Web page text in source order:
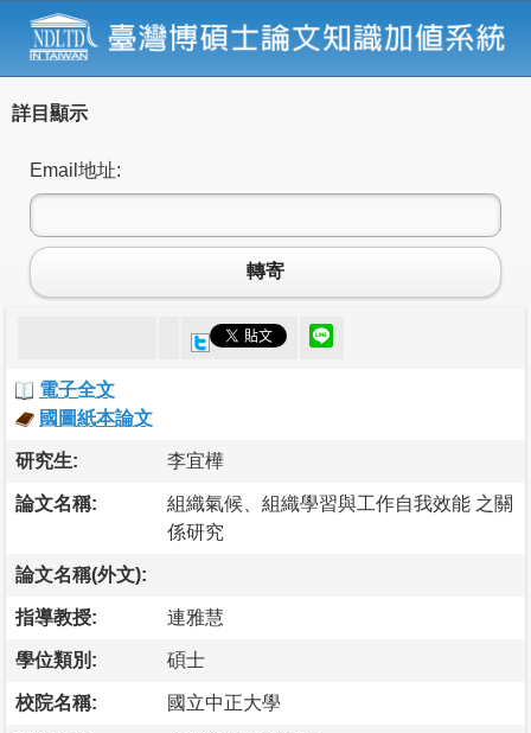
詳目顯示
Email地址:
轉寄
電子全文
國圖紙本論文
研究生: 李宜樺
論文名稱:
組織氣候、組織學習與工作自我效能 之關
係研究
論文名稱(外文):
指導教授: 連雅慧
學位類別: 碩士
校院名稱: 國立中正大學